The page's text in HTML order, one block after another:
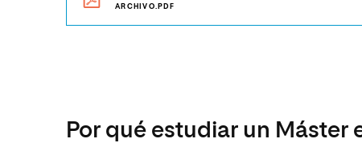
ARCHIVO.PDF
Por qué estudiar un Máster